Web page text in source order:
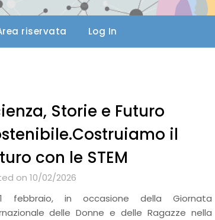
riservata Log In
Storie e Futuro
il
con le STEM
on 10/02/2026
febbraio, in occasione della Giornata
delle Donne e delle Ragazze nella